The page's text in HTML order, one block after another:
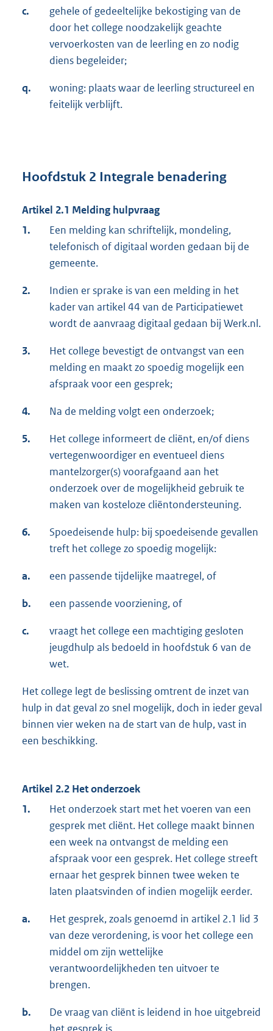
c.
gehele of gedeeltelijke bekostiging van de
door het college noodzakelijk geachte
vervoerkosten van de leerling en zo nodig
diens begeleider;
q.
woning: plaats waar de leerling structureel en
feitelijk verblijft.
Hoofdstuk 2 Integrale benadering
Artikel 2.1 Melding hulpvraag
1.
Een melding kan schriftelijk, mondeling,
telefonisch of digitaal worden gedaan bij de
gemeente.
2.
Indien er sprake is van een melding in het
kader van artikel 44 van de Participatiewet
wordt de aanvraag digitaal gedaan bij Werk.nl.
3.
Het college bevestigt de ontvangst van een
melding en maakt zo spoedig mogelijk een
afspraak voor een gesprek;
4. Na de melding volgt een onderzoek;
5.
Het college informeert de cliënt, en/of diens
vertegenwoordiger en eventueel diens
mantelzorger(s) voorafgaand aan het
onderzoek over de mogelijkheid gebruik te
maken van kosteloze cliëntondersteuning.
6.
Spoedeisende hulp: bij spoedeisende gevallen
treft het college zo spoedig mogelijk:
a. een passende tijdelijke maatregel, of
b. een passende voorziening, of
c.
vraagt het college een machtiging gesloten
jeugdhulp als bedoeld in hoofdstuk 6 van de
wet.
Het college legt de beslissing omtrent de inzet van
hulp in dat geval zo snel mogelijk, doch in ieder geval
binnen vier weken na de start van de hulp, vast in
een beschikking.
Artikel 2.2 Het onderzoek
1.
Het onderzoek start met het voeren van een
gesprek met cliënt. Het college maakt binnen
een week na ontvangst de melding een
afspraak voor een gesprek. Het college streeft
ernaar het gesprek binnen twee weken te
laten plaatsvinden of indien mogelijk eerder.
a.
Het gesprek, zoals genoemd in artikel 2.1 lid 3
van deze verordening, is voor het college een
middel om zijn wettelijke
verantwoordelijkheden ten uitvoer te
brengen.
b.
De vraag van cliënt is leidend in hoe uitgebreid